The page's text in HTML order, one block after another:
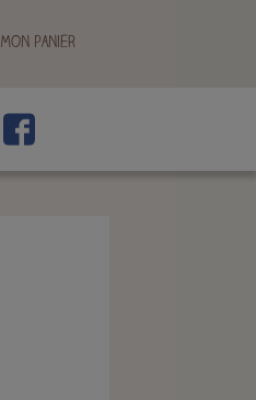
Mon panier